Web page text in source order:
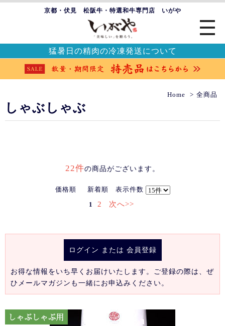
京都・伏見 松阪牛・特選和牛専門店 いがや
猛暑日の精肉の冷凍発送について
Home 全商品
しゃぶしゃぶ
22件の商品がございます。
価格順 新着順 表示件数
1 2 次へ>>
ログイン または 会員登録
お得な情報をいち早くお届けいたします。ご登録の際は、ぜ
ひメールマガジンも一緒にお申込みください。